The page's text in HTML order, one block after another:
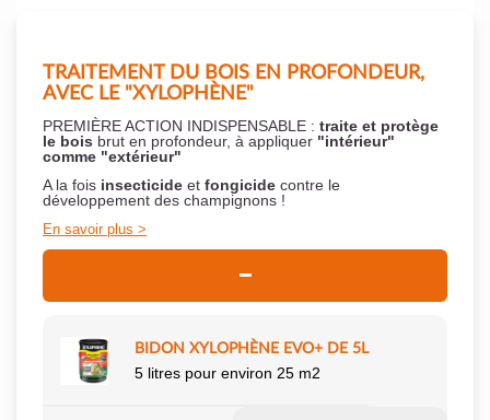
TRAITEMENT DU BOIS EN PROFONDEUR,
AVEC LE "XYLOPHÈNE"
PREMIÈRE ACTION INDISPENSABLE : traite et protège
le bois brut en profondeur, à appliquer "intérieur"
comme "extérieur"
A la fois insecticide et fongicide contre le
développement des champignons !
En savoir plus
BIDON XYLOPHÈNE EVO+ DE 5L
5 litres pour environ 25 m2